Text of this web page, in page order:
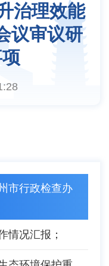
治理效能
议审议研
市行政检查办
情况汇报；